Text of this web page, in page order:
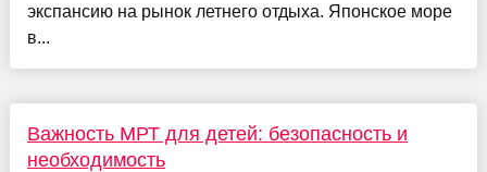
экспансию на рынок летнего отдыха. Японское море
в...
Важность МРТ для детей: безопасность и
необходимость